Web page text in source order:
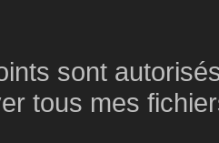
sont
tous mes